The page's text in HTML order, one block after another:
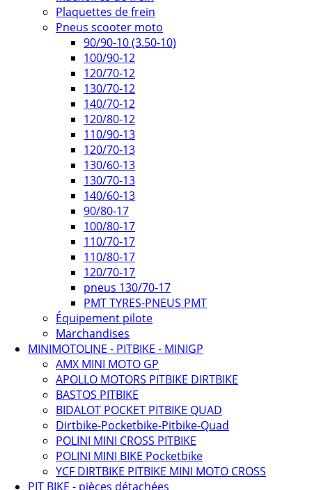
Plaquettes de frein
Pneus scooter moto
90/90-10 (3.50-10)
100/90-12
120/70-12
130/70-12
140/70-12
120/80-12
110/90-13
120/70-13
130/60-13
130/70-13
140/60-13
90/80-17
100/80-17
110/70-17
110/80-17
120/70-17
pneus 130/70-17
PMT TYRES-PNEUS PMT
Équipement pilote
Marchandises
MINIMOTOLINE - PITBIKE - MINIGP
AMX MINI MOTO GP
APOLLO MOTORS PITBIKE DIRTBIKE
BASTOS PITBIKE
BIDALOT POCKET PITBIKE QUAD
Dirtbike-Pocketbike-Pitbike-Quad
POLINI MINI CROSS PITBIKE
POLINI MINI BIKE Pocketbike
YCF DIRTBIKE PITBIKE MINI MOTO CROSS
PIT BIKE - pièces détachées